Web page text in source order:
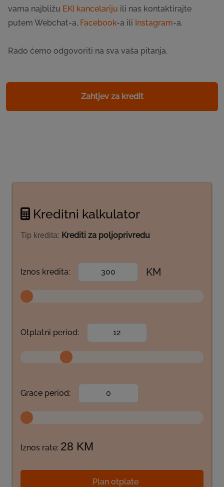
vama najbližu EKI kancelariju ili nas kontaktirajte
putem Webchat-a, Facebook-a ili Instagram-a.
Rado ćemo odgovoriti na sva vaša pitanja.
Zahtjev za kredit
Kreditni kalkulator
Tip kredita: Krediti za poljoprivredu
Iznos kredita: KM
Otplatni period:
Grace period:
Iznos rate: 28 KM
Plan otplate